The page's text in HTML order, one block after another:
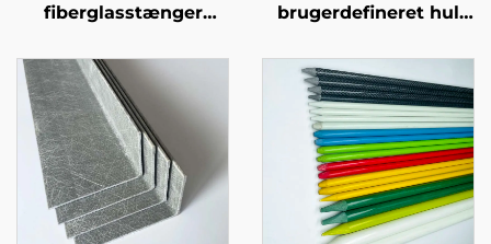
fiberglasstænger
fiberglasstænger til
golf træningsnet stativ
stolpe
brugerdefineret hul
farve højtydende FRP
rør